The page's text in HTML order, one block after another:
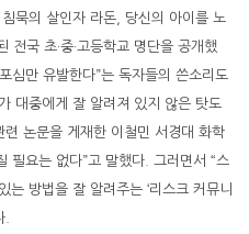
묵의 살인자 라돈, 당신의 아이를 노
전국 초·중·고등학교 명단을 공개했
심만 유발한다”는 독자들의 쓴소리도
대중에게 잘 알려져 있지 않은 탓도
논문을 게재한 이철민 서경대 화학
필요는 없다”고 말했다. 그러면서 “스
방법을 잘 알려주는 ‘리스크 커뮤니
.